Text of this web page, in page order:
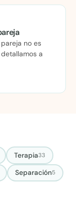
no es
a
Terapia33
Separación5